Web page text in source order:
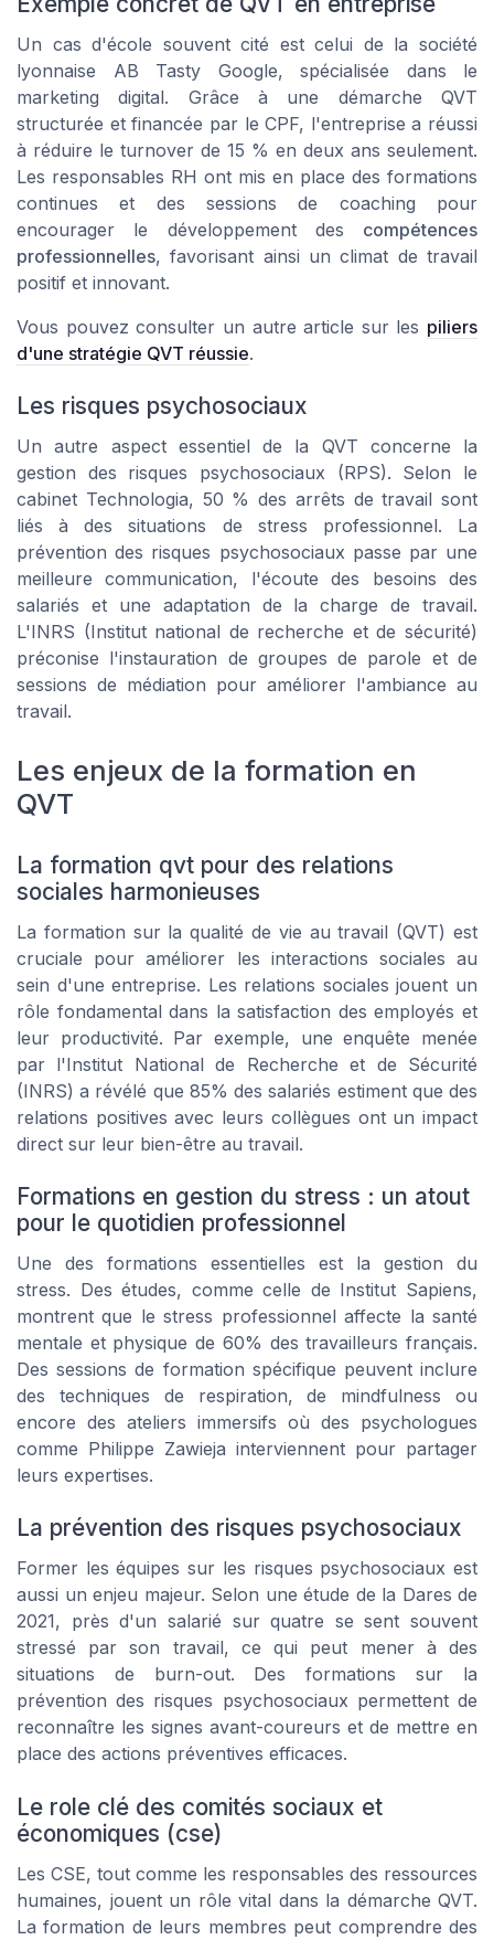
Un cas d'école souvent cité est celui de la société
lyonnaise AB Tasty Google, spécialisée dans le
marketing digital. Grâce à une démarche QVT
structurée et financée par le CPF, l'entreprise a réussi
à réduire le turnover de 15 % en deux ans seulement.
Les responsables RH ont mis en place des formations
continues et des sessions de coaching pour
encourager le développement des compétences
professionnelles, favorisant ainsi un climat de travail
positif et innovant.
Vous pouvez consulter un autre article sur les piliers
d'une stratégie QVT réussie.
Les risques psychosociaux
Un autre aspect essentiel de la QVT concerne la
gestion des risques psychosociaux (RPS). Selon le
cabinet Technologia, 50 % des arrêts de travail sont
liés à des situations de stress professionnel. La
prévention des risques psychosociaux passe par une
meilleure communication, l'écoute des besoins des
salariés et une adaptation de la charge de travail.
L'INRS (Institut national de recherche et de sécurité)
préconise l'instauration de groupes de parole et de
sessions de médiation pour améliorer l'ambiance au
travail.
Les enjeux de la formation en
QVT
La formation qvt pour des relations
sociales harmonieuses
La formation sur la qualité de vie au travail (QVT) est
cruciale pour améliorer les interactions sociales au
sein d'une entreprise. Les relations sociales jouent un
rôle fondamental dans la satisfaction des employés et
leur productivité. Par exemple, une enquête menée
par l'Institut National de Recherche et de Sécurité
(INRS) a révélé que 85% des salariés estiment que des
relations positives avec leurs collègues ont un impact
direct sur leur bien-être au travail.
Formations en gestion du stress : un atout
pour le quotidien professionnel
Une des formations essentielles est la gestion du
stress. Des études, comme celle de Institut Sapiens,
montrent que le stress professionnel affecte la santé
mentale et physique de 60% des travailleurs français.
Des sessions de formation spécifique peuvent inclure
des techniques de respiration, de mindfulness ou
encore des ateliers immersifs où des psychologues
comme Philippe Zawieja interviennent pour partager
leurs expertises.
La prévention des risques psychosociaux
Former les équipes sur les risques psychosociaux est
aussi un enjeu majeur. Selon une étude de la Dares de
2021, près d'un salarié sur quatre se sent souvent
stressé par son travail, ce qui peut mener à des
situations de burn-out. Des formations sur la
prévention des risques psychosociaux permettent de
reconnaître les signes avant-coureurs et de mettre en
place des actions préventives efficaces.
Le role clé des comités sociaux et
économiques (cse)
Les CSE, tout comme les responsables des ressources
humaines, jouent un rôle vital dans la démarche QVT.
La formation de leurs membres peut comprendre des